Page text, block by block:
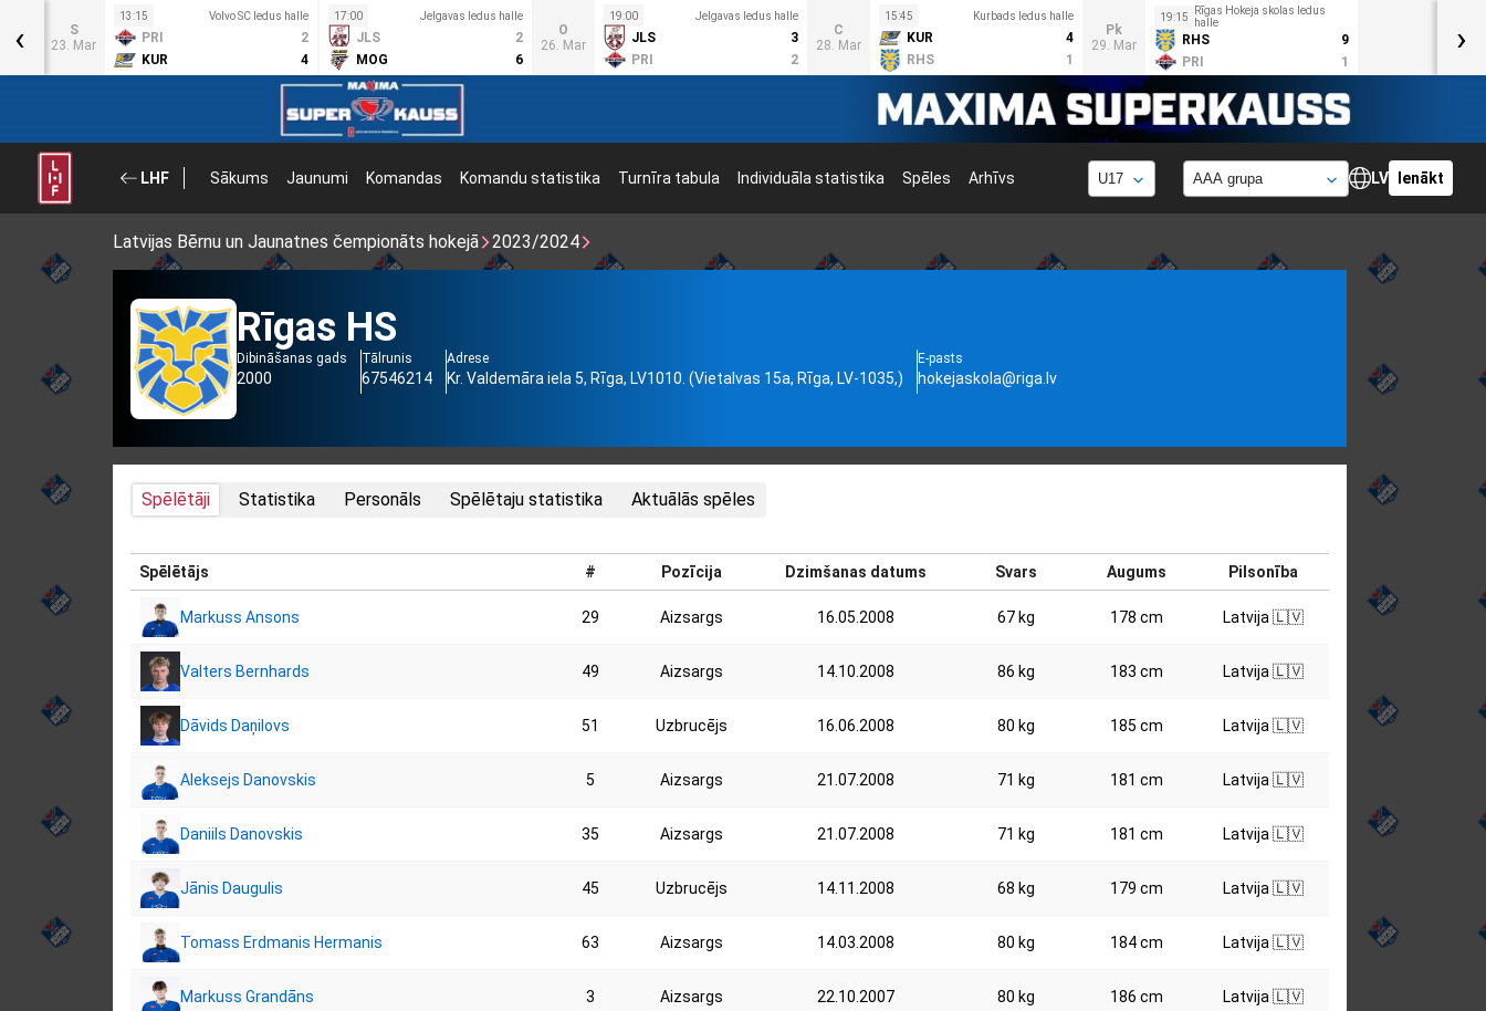
S
23. Mar
13:15 Volvo SC ledus halle
PRI
2
KUR
4
17:00 Jelgavas ledus halle
JLS
2
MOG
6
O
26. Mar
19:00 Jelgavas ledus halle
JLS
3
PRI
2
C
28. Mar
15:45 Kurbads ledus halle
KUR
4
RHS
1
Pk
29. Mar
19:15
Rīgas Hokeja skolas ledus
halle
RHS
9
PRI
1
‹ ›
LHF Sākums Jaunumi Komandas Komandu statistika Turnīra tabula Individuāla statistika Spēles Arhīvs LV Ienākt
Latvijas Bērnu un Jaunatnes čempionāts hokejā 2023/2024
Rīgas HS
Dibināšanas gads
2000
Tālrunis
67546214
Adrese
Kr. Valdemāra iela 5, Rīga, LV1010. (Vietalvas 15a, Rīga, LV-1035,)
E-pasts
hokejaskola@riga.lv
Spēlētāji Statistika Personāls Spēlētaju statistika Aktuālās spēles
Spēlētājs # Pozīcija Dzimšanas datums Svars Augums Pilsonība
Markuss Ansons 29 Aizsargs 16.05.2008 67 kg 178 cm Latvija 🇱🇻
Valters Bernhards 49 Aizsargs 14.10.2008 86 kg 183 cm Latvija 🇱🇻
Dāvids Daņilovs 51 Uzbrucējs 16.06.2008 80 kg 185 cm Latvija 🇱🇻
Aleksejs Danovskis 5 Aizsargs 21.07.2008 71 kg 181 cm Latvija 🇱🇻
Daniils Danovskis 35 Aizsargs 21.07.2008 71 kg 181 cm Latvija 🇱🇻
Jānis Daugulis 45 Uzbrucējs 14.11.2008 68 kg 179 cm Latvija 🇱🇻
Tomass Erdmanis Hermanis 63 Aizsargs 14.03.2008 80 kg 184 cm Latvija 🇱🇻
Markuss Grandāns 3 Aizsargs 22.10.2007 80 kg 186 cm Latvija 🇱🇻